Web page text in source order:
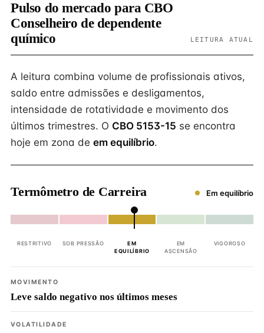
Pulso do mercado para CBO
Conselheiro de dependente
químico
LEITURA ATUAL
A leitura combina volume de profissionais ativos,
saldo entre admissões e desligamentos,
intensidade de rotatividade e movimento dos
últimos trimestres. O CBO 5153-15 se encontra
hoje em zona de em equilíbrio.
Termômetro de Carreira Em equilíbrio
RESTRITIVO SOB PRESSÃO
EM
EQUILÍBRIO
EM
ASCENSÃO
VIGOROSO
MOVIMENTO
Leve saldo negativo nos últimos meses
VOLATILIDADE